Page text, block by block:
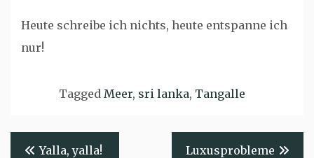
Heute schreibe ich nichts, heute entspanne ich
nur!
Tagged Meer, sri lanka, Tangalle
Beitragsnavigation
Yalla, yalla! Luxusprobleme